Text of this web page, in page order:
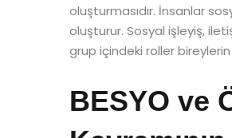
oluşturmasıdır. İnsanlar
oluşturur. Sosyal işleyiş,
grup içindeki roller bireylerin
BESYO ve